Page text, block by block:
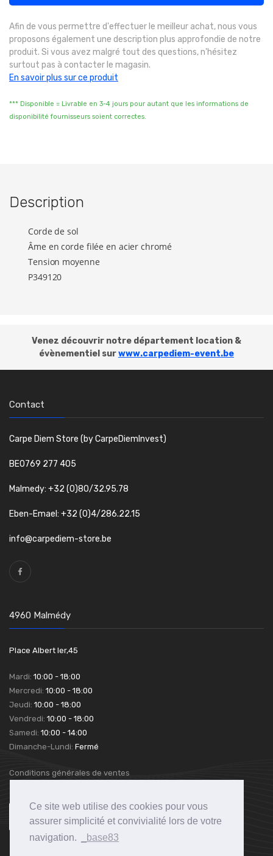
Ce site web utilise des cookies pour vous
assurer simplicité et convivialité lors de votre
navigation.
_base83
Afin de vous permettre d'effectuer le meilleur achat, nous vous
proposons également une description plus approfondie de notre
produit. Si vous avez malgré tout des questions, n'hésitez
surtout pas à contacter le magasin.
En savoir plus sur ce produit
*** Disponible = Livrable en 3-4 jours pour autant que les informations de
disponibilité fournisseurs soient correctes.
Description
Corde de sol
Âme en corde filée en acier chromé
Tension moyenne
P349120
Venez découvrir notre département location &
évènementiel surwww.carpediem-event.be
Contact
Carpe Diem Store (by CarpeDiemInvest)
BE0769 277 405
Malmedy: +32 (0)80/32.95.78
Eben-Emael: +32 (0)4/286.22.15
info@carpediem-store.be
4960 Malmédy
Place Albert Ier,45
Mardi: 10:00 - 18:00
Mercredi: 10:00 - 18:00
Jeudi: 10:00 - 18:00
Vendredi: 10:00 - 18:00
Samedi: 10:00 - 14:00
Dimanche-Lundi: Fermé
Conditions générales de ventes